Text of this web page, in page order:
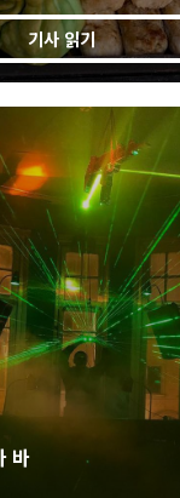
기사 읽기
바